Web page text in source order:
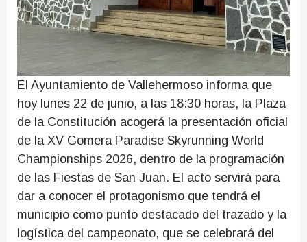
El Ayuntamiento de Vallehermoso informa que
hoy lunes 22 de junio, a las 18:30 horas, la Plaza
de la Constitución acogerá la presentación oficial
de la XV Gomera Paradise Skyrunning World
Championships 2026, dentro de la programación
de las Fiestas de San Juan. El acto servirá para
dar a conocer el protagonismo que tendrá el
municipio como punto destacado del trazado y la
logística del campeonato, que se celebrará del